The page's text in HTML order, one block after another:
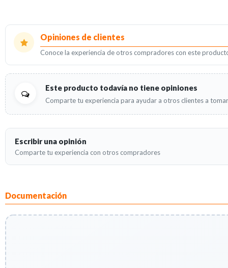
Opiniones de clientes
Conoce la experiencia de otros compradores con este
Este producto todavía no tiene opiniones
Comparte tu experiencia para ayudar a otros clientes a
Escribir una opinión
Comparte tu experiencia con otros compradores
Documentación